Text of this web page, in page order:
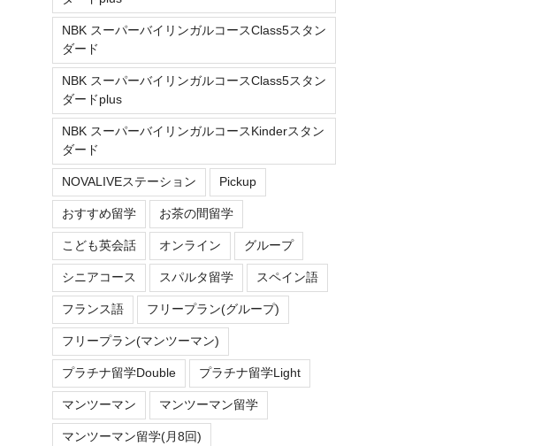
NBK スーパーバイリンガルコースClass5スタン
ダード
NBK スーパーバイリンガルコースClass5スタン
ダードplus
NBK スーパーバイリンガルコースKinderスタン
ダード
NOVALIVEステーション Pickup
おすすめ留学 お茶の間留学
こども英会話 オンライン グループ
シニアコース スパルタ留学 スペイン語
フランス語 フリープラン(グループ)
フリープラン(マンツーマン)
プラチナ留学Double プラチナ留学Light
マンツーマン マンツーマン留学
マンツーマン留学(月8回)